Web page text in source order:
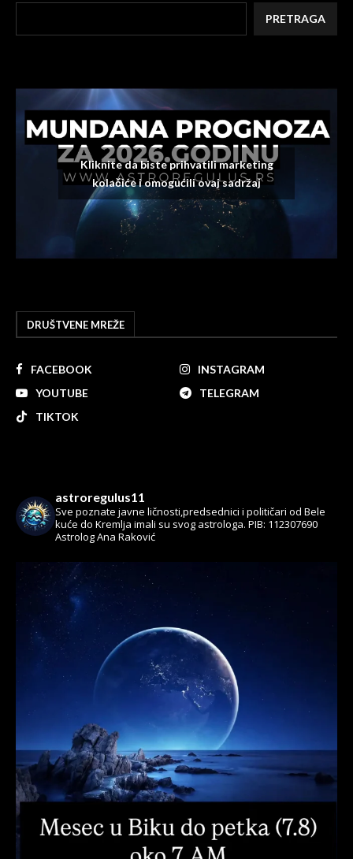
PRETRAGA
Kliknite da biste prihvatili marketing
kolačiće i omogućili ovaj sadržaj
DRUŠTVENE MREŽE
FACEBOOK
INSTAGRAM
YOUTUBE
TELEGRAM
TIKTOK
astroregulus11
Sve poznate javne ličnosti,predsednici i političari od Bele
kuće do Kremlja imali su svog astrologa. PIB: 112307690
Astrolog Ana Raković